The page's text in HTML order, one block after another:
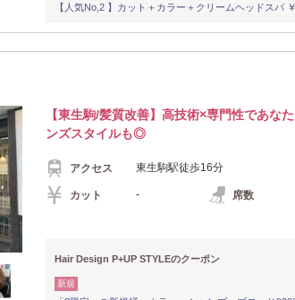
【人気No,2 】カット＋カラー＋クリームヘッドスパ
【東生駒/髪質改善】高技術×専門性であな
ンズスタイルも◎
アクセス 東生駒駅徒歩16分
カット - 席数
Hair Design P+UP STYLEのクーポン
新規